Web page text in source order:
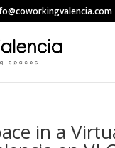
in a